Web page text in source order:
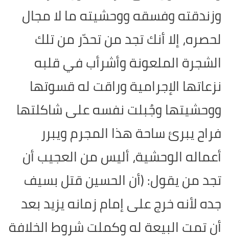
وزندقته وفسقه ووحشيته ما لا مجال
لحصره، إلا أنك تجد من تحدّر من تلك
الشجرة الملعونة وأشرأب في قلبه
نزعاتها الإجرامية وراقت له قسوتها
ووحشيتها وجُبلت نفسه على شاكلتها
فراح يبرئ ساحة هذا المجرم ويبرر
أعماله الوحشية، أليس من العجيب أن
تجد من يقول: (أن الحسين قتل بسيف
جده لأنه خرج على إمام زمانه يزيد بعد
أن تمت البيعة له وكملت شروط الخلافة